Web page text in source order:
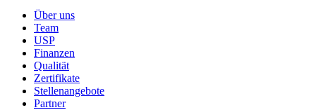
Über uns
Team
USP
Finanzen
Qualität
Zertifikate
Stellenangebote
Partner